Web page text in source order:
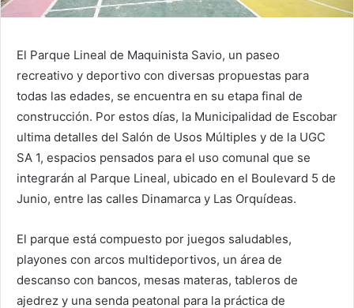
El Parque Lineal de Maquinista Savio, un paseo
recreativo y deportivo con diversas propuestas para
todas las edades, se encuentra en su etapa final de
construcción. Por estos días, la Municipalidad de Escobar
ultima detalles del Salón de Usos Múltiples y de la UGC
SA 1, espacios pensados para el uso comunal que se
integrarán al Parque Lineal, ubicado en el Boulevard 5 de
Junio, entre las calles Dinamarca y Las Orquídeas.
El parque está compuesto por juegos saludables,
playones con arcos multideportivos, un área de
descanso con bancos, mesas materas, tableros de
ajedrez y una senda peatonal para la práctica de